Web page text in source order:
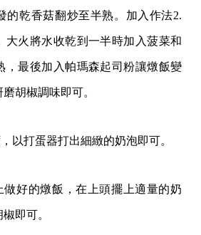
的乾香菇翻炒至半熟。加入作法2.
大火將水收乾到一半時加入菠菜和
，最後加入帕瑪森起司粉讓燉飯變
胡椒調味即可。
以打蛋器打出細緻的奶泡即可。
做好的燉飯，在上頭擺上適量的奶
即可。